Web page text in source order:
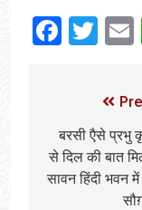
बरसी एैसे प्रभु
से दिल की बात
सावन हिंदी भवन